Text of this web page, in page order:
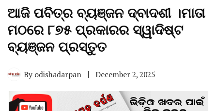
ଆଜି ପବିତ୍ର ବ୍ୟଞ୍ଜନ ଦ୍ବାଦଶୀ ।ମାତା
ମଠରେ ୮୭୫ ପ୍ରକାରର ସ୍ୱାଦିଷ୍ଟ
ବ୍ୟଞ୍ଜନ ପ୍ରସ୍ତୁତ
By odishadarpan December 2, 2025